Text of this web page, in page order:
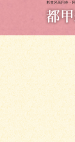
杉並区高円寺・